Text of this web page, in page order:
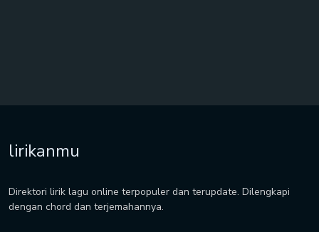
lirikanmu
Direktori lirik lagu online terpopuler dan terupdate. Dilengkapi
dengan chord dan terjemahannya.